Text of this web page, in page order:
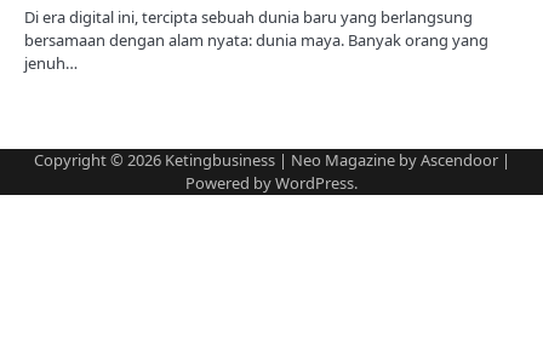
Di era digital ini, tercipta sebuah dunia baru yang berlangsung
bersamaan dengan alam nyata: dunia maya. Banyak orang yang
jenuh…
Copyright © 2026 Ketingbusiness| Neo Magazine byAscendoor|
Powered byWordPress.